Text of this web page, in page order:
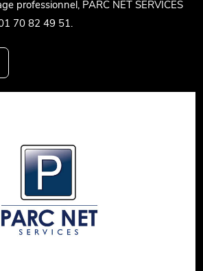
professionnel, PARC NET SERVICES
70 82 49 51.